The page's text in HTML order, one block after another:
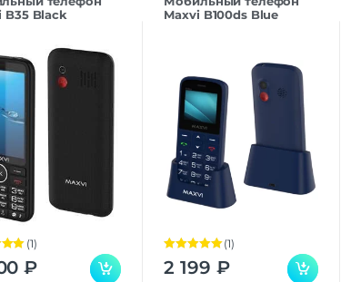
B35 Black
5.00
(1)
₽
Maxvi B100ds Blue
Оценка 5.00
из 5
(1)
2 199 ₽